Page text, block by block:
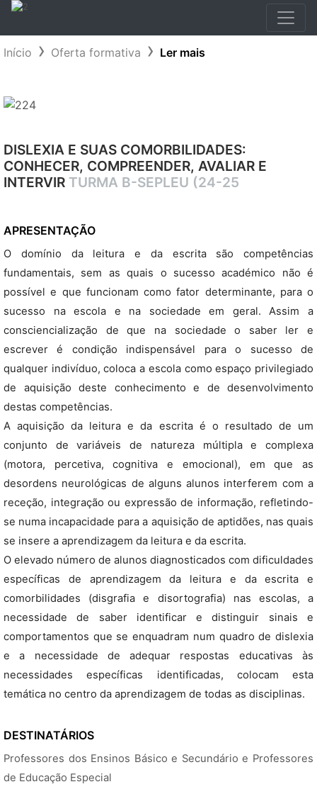
Início Oferta formativa Ler mais
DISLEXIA E SUAS COMORBILIDADES:
CONHECER, COMPREENDER, AVALIAR E
INTERVIR TURMA B-SEPLEU (24-25
APRESENTAÇÃO
O domínio da leitura e da escrita são competências
fundamentais, sem as quais o sucesso académico não é
possível e que funcionam como fator determinante, para o
sucesso na escola e na sociedade em geral. Assim a
consciencialização de que na sociedade o saber ler e
escrever é condição indispensável para o sucesso de
qualquer indivíduo, coloca a escola como espaço privilegiado
de aquisição deste conhecimento e de desenvolvimento
destas competências.
A aquisição da leitura e da escrita é o resultado de um
conjunto de variáveis de natureza múltipla e complexa
(motora, percetiva, cognitiva e emocional), em que as
desordens neurológicas de alguns alunos interferem com a
receção, integração ou expressão de informação, refletindo-
se numa incapacidade para a aquisição de aptidões, nas quais
se insere a aprendizagem da leitura e da escrita.
O elevado número de alunos diagnosticados com dificuldades
específicas de aprendizagem da leitura e da escrita e
comorbilidades (disgrafia e disortografia) nas escolas, a
necessidade de saber identificar e distinguir sinais e
comportamentos que se enquadram num quadro de dislexia
e a necessidade de adequar respostas educativas às
necessidades específicas identificadas, colocam esta
temática no centro da aprendizagem de todas as disciplinas.
DESTINATÁRIOS
Professores dos Ensinos Básico e Secundário e Professores
de Educação Especial